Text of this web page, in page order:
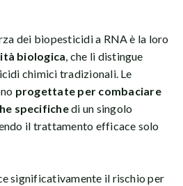
dei biopesticidi a RNA è la loro
biologica, che li distingue
chimici tradizionali. Le
progettate per combaciare
specifichedi un singolo
il trattamento efficace solo
significativamente il rischio per